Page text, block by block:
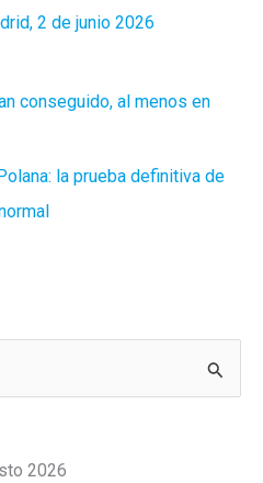
2 de junio 2026
conseguido, al menos en
la prueba definitiva de
2026